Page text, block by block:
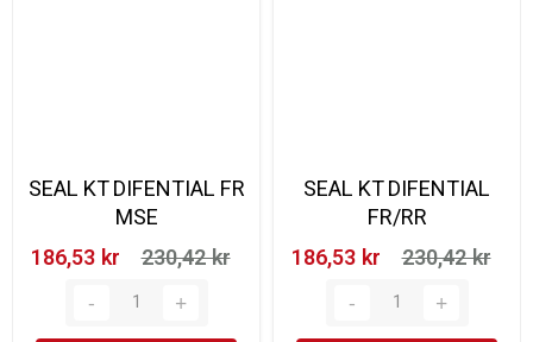
SEAL KT DIFENTIAL FR
MSE
186,53 kr‎
230,42 kr‎
SEAL KT DIFENTIAL
FR/RR
186,53 kr‎
230,42 kr‎